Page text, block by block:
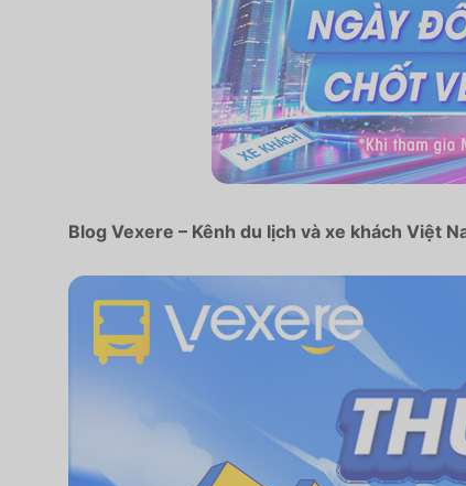
Blog Vexere – Kênh du lịch và xe khách Việt